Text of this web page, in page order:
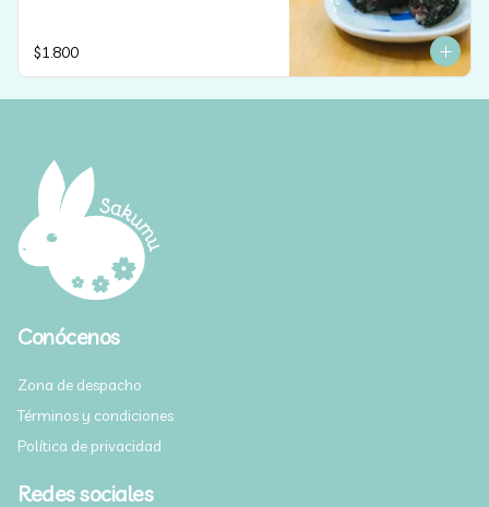
$1.800
Conócenos
Zona de despacho
Términos y condiciones
Política de privacidad
Redes sociales